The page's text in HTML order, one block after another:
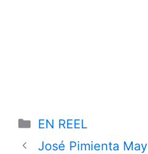
Categories
EN REEL
José Pimienta May